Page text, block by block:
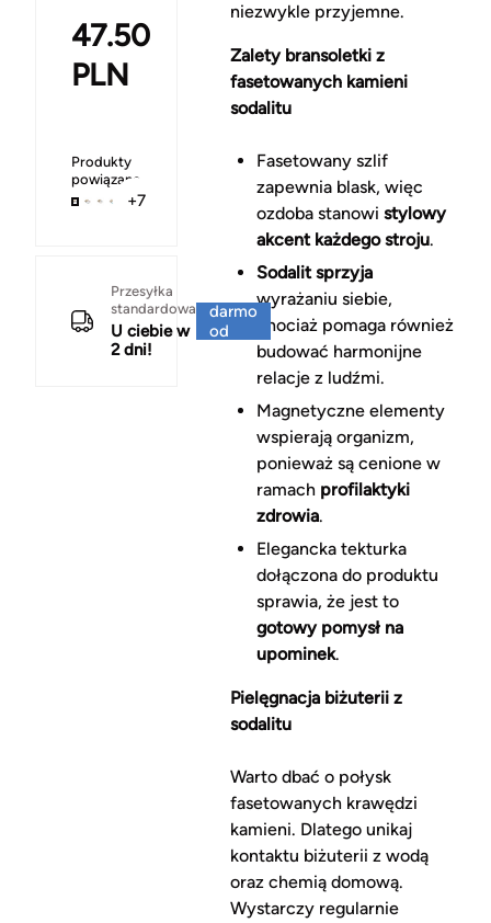
47.50
PLN
Produkty
powiązane
+7
Przesyłka
standardowa
U ciebie w
2 dni!
darmo
od
niezwykle przyjemne.
Zalety bransoletki z
fasetowanych kamieni
sodalitu
Fasetowany szlif
zapewnia blask, więc
ozdoba stanowi stylowy
akcent każdego stroju.
Sodalit sprzyja
wyrażaniu siebie,
chociaż pomaga również
budować harmonijne
relacje z ludźmi.
Magnetyczne elementy
wspierają organizm,
ponieważ są cenione w
ramach profilaktyki
zdrowia.
Elegancka tekturka
dołączona do produktu
sprawia, że jest to
gotowy pomysł na
upominek.
Pielęgnacja biżuterii z
sodalitu
Warto dbać o połysk
fasetowanych krawędzi
kamieni. Dlatego unikaj
kontaktu biżuterii z wodą
oraz chemią domową.
Wystarczy regularnie